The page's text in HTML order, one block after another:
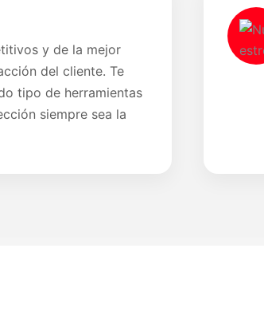
y de la mejor
del cliente. Te
tipo de herramientas
siempre sea la